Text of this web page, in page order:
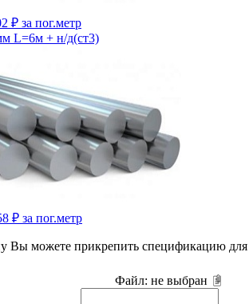
₽ за пог.метр
L=6м + н/д(ст3)
₽ за пог.метр
Вы можете прикрепить спецификацию для
Файл: не выбран